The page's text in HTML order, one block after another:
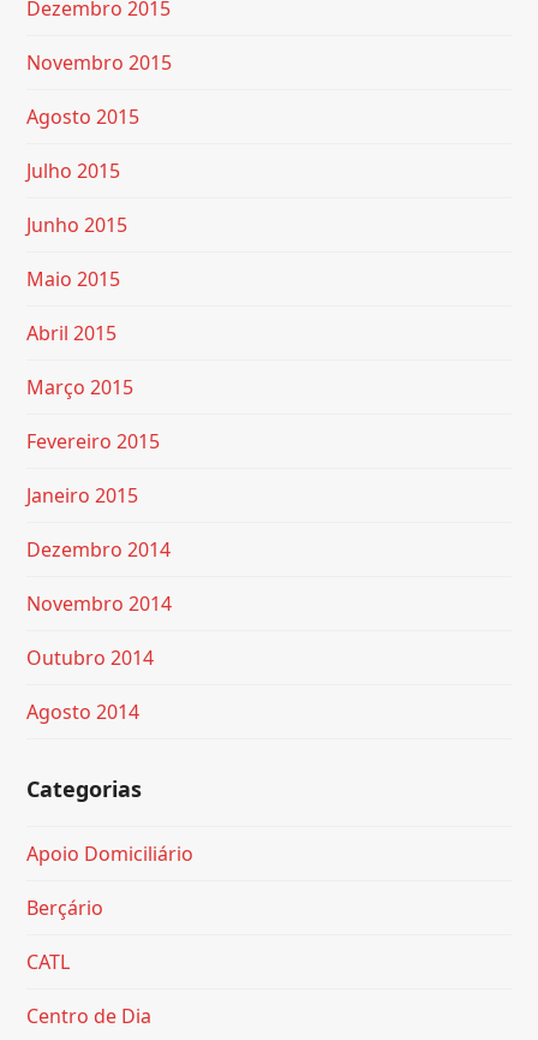
Dezembro 2015
Novembro 2015
Agosto 2015
Julho 2015
Junho 2015
Maio 2015
Abril 2015
Março 2015
Fevereiro 2015
Janeiro 2015
Dezembro 2014
Novembro 2014
Outubro 2014
Agosto 2014
Categorias
Apoio Domiciliário
Berçário
CATL
Centro de Dia